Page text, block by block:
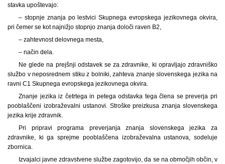
stavka upoštevajo:
– stopnje znanja po lestvici Skupnega evropskega jezikovnega okvira,
pri čemer se kot najnižjo stopnjo znanja določi raven B2,
– zahtevnost delovnega mesta,
– način dela.
Ne glede na prejšnji odstavek se za zdravnike, ki opravljajo zdravniško
službo v neposrednem stiku z bolniki, zahteva znanje slovenskega jezika na
ravni C1 Skupnega evropskega jezikovnega okvira.
Znanje jezika iz četrtega in petega odstavka tega člena se preverja pri
pooblaščeni izobraževalni ustanovi. Stroške preizkusa znanja slovenskega
jezika krije zdravnik.
Pri pripravi programa preverjanja znanja slovenskega jezika za
zdravnike, ki ga sprejme pooblaščena izobraževalna ustanova, sodeluje
zbornica.
Izvajalci javne zdravstvene službe zagotovijo, da se na območjih občin, v